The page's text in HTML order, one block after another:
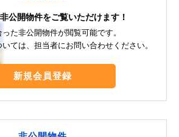
公開物件をご覧いただけます！
た非公開物件が閲覧可能です。
ては、担当者にお問い合わせください。
新規会員登録